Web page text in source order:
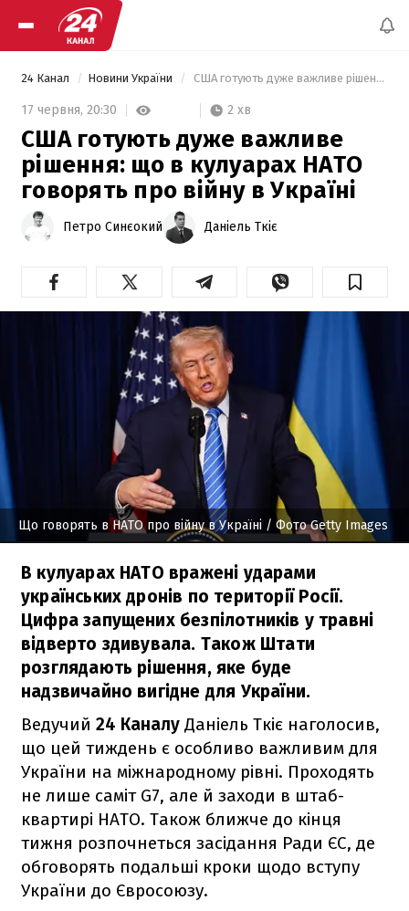
24 Канал Новини України США готують дуже важливе рішення: що в кулуарах НАТО говорять про війну в Україні
17 червня, 20:30 2 хв
США готують дуже важливе
рішення: що в кулуарах НАТО
говорять про війну в Україні
Петро Синєокий Даніель Ткіє
Що говорять в НАТО про війну в Україні / Фото Getty Images
В кулуарах НАТО вражені ударами
українських дронів по території Росії.
Цифра запущених безпілотників у травні
відверто здивувала. Також Штати
розглядають рішення, яке буде
надзвичайно вигідне для України.
Ведучий 24 Каналу Даніель Ткіє наголосив,
що цей тиждень є особливо важливим для
України на міжнародному рівні. Проходять
не лише саміт G7, але й заходи в штаб-
квартирі НАТО. Також ближче до кінця
тижня розпочнеться засідання Ради ЄС, де
обговорять подальші кроки щодо вступу
України до Євросоюзу.